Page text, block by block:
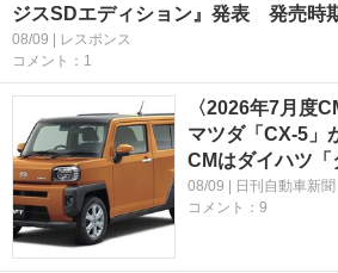
ジスSDエディション』発表 発売時
08/09 | レスポンス
コメント：1
〈2026年7月度
マツダ「CX-5
CMはダイハツ「
08/09 | 日刊自動車新聞
コメント：9